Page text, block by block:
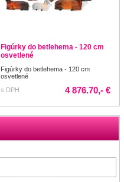
Figúrky do betlehema - 120 cm
osvetlené
Figúrky do betlehema - 120 cm
osvetlené
s DPH
4 876.70,- €